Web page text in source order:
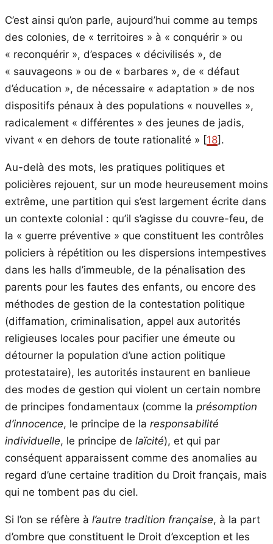
C’est ainsi qu’on parle, aujourd’hui comme au temps
des colonies, de « territoires » à « conquérir » ou
« reconquérir », d’espaces « décivilisés », de
« sauvageons » ou de « barbares », de « défaut
d’éducation », de nécessaire « adaptation » de nos
dispositifs pénaux à des populations « nouvelles »,
radicalement « différentes » des jeunes de jadis,
vivant « en dehors de toute rationalité » [18].
Au-delà des mots, les pratiques politiques et
policières rejouent, sur un mode heureusement moins
extrême, une partition qui s’est largement écrite dans
un contexte colonial : qu’il s’agisse du couvre-feu, de
la « guerre préventive » que constituent les contrôles
policiers à répétition ou les dispersions intempestives
dans les halls d’immeuble, de la pénalisation des
parents pour les fautes des enfants, ou encore des
méthodes de gestion de la contestation politique
(diffamation, criminalisation, appel aux autorités
religieuses locales pour pacifier une émeute ou
détourner la population d’une action politique
protestataire), les autorités instaurent en banlieue
des modes de gestion qui violent un certain nombre
de principes fondamentaux (comme la présomption
d’innocence, le principe de la responsabilité
individuelle, le principe de laïcité), et qui par
conséquent apparaissent comme des anomalies au
regard d’une certaine tradition du Droit français, mais
qui ne tombent pas du ciel.
Si l’on se réfère à l’autre tradition française, à la part
d’ombre que constituent le Droit d’exception et les